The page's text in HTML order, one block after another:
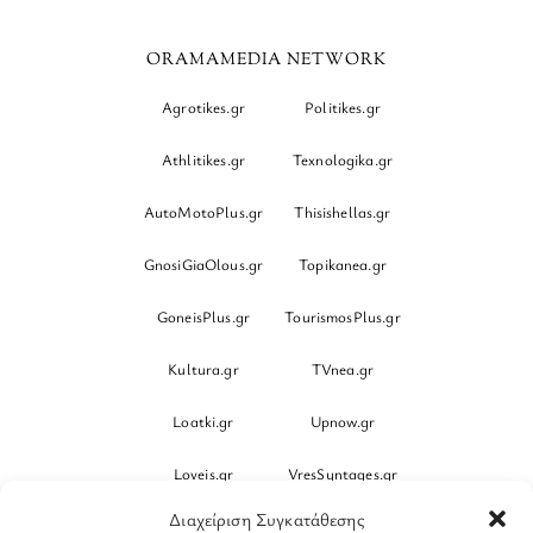
Διαχείριση Συγκατάθεσης
ORAMAMEDIA NETWORK
Agrotikes.gr Politikes.gr
Athlitikes.gr Texnologika.gr
AutoMotoPlus.gr Thisishellas.gr
GnosiGiaOlous.gr Topikanea.gr
GoneisPlus.gr TourismosPlus.gr
Kultura.gr TVnea.gr
Loatki.gr Upnow.gr
Loveis.gr VresSyntages.gr
ModernaGynaika.gr Xristianika.gr